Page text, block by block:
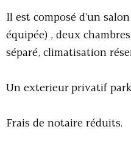
Il est composé d'un
équipée) , deux
séparé, climatisation
Un exterieur privatif
Frais de notaire réduits.